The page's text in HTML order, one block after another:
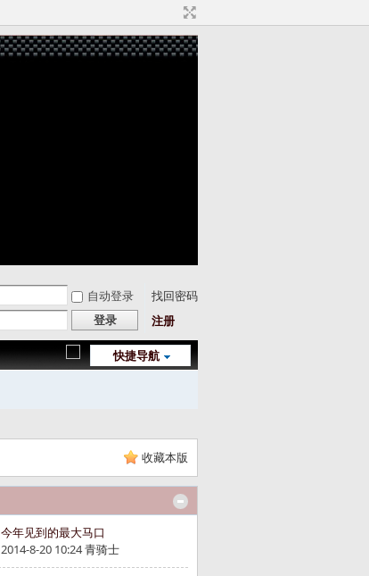
自动登录
找回密码
登录 注册
快捷导航
收藏本版
今年见到的最大马口
2014-8-20 10:24青骑士